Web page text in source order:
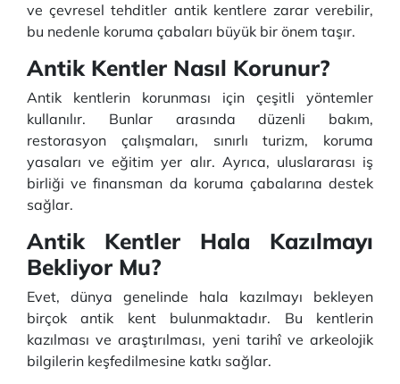
ve çevresel tehditler antik kentlere zarar verebilir,
bu nedenle koruma çabaları büyük bir önem taşır.
Antik Kentler Nasıl Korunur?
Antik kentlerin korunması için çeşitli yöntemler
kullanılır. Bunlar arasında düzenli bakım,
restorasyon çalışmaları, sınırlı turizm, koruma
yasaları ve eğitim yer alır. Ayrıca, uluslararası iş
birliği ve finansman da koruma çabalarına destek
sağlar.
Antik Kentler Hala Kazılmayı
Bekliyor Mu?
Evet, dünya genelinde hala kazılmayı bekleyen
birçok antik kent bulunmaktadır. Bu kentlerin
kazılması ve araştırılması, yeni tarihî ve arkeolojik
bilgilerin keşfedilmesine katkı sağlar.